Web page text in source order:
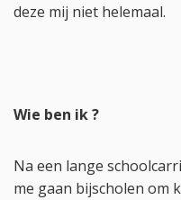
deze mij niet helemaal.
Wie ben ik ?
Na een lange
me gaan bijscholen om